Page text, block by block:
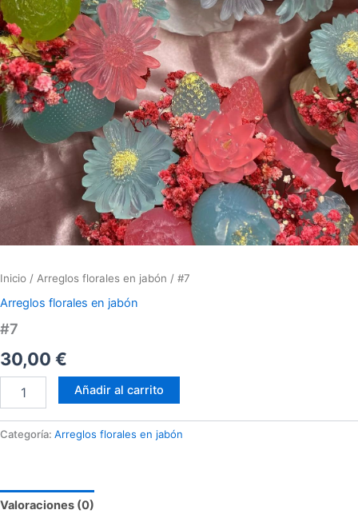
Inicio / Arreglos florales en jabón / #7
Arreglos florales en jabón
#7
30,00 €
Añadir al carrito
Categoría: Arreglos florales en jabón
Valoraciones (0)